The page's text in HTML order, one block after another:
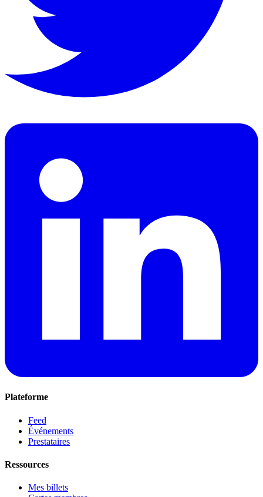
Plateforme
Feed
Événements
Prestataires
Ressources
Mes billets